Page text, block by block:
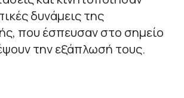
δυνάμεις της
που έσπευσαν στο σημείο
την εξάπλωσή τους.